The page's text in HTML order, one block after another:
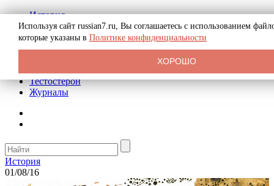
История
Биография
Криминал
Реклама на сайте
Тестостерон
Журналы
История
01/08/16
Используя сайт russian7.ru, Вы соглашаетесь с использованием
которые указаны в Политике конфиденциальности
ХОРОШО